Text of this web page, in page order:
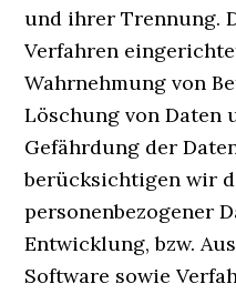
und ihrer Trennung.
Verfahren
Wahrnehmung von
Löschung von Daten
Gefährdung der
berücksichtigen wir
personenbezogener
Entwicklung, bzw.
Software sowie